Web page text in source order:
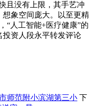
且没有上限，其手艺冲
象空间庞大。以至更精
“人工智能+医疗健康”的
资人段永平转发评论
师范附小滨湖第三小 下